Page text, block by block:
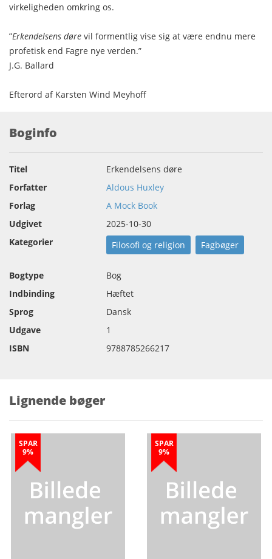
virkeligheden omkring os.
”Erkendelsens døre vil formentlig vise sig at være endnu mere
profetisk end Fagre nye verden.”
J.G. Ballard
Efterord af Karsten Wind Meyhoff
Boginfo
Titel
Erkendelsens døre
Forfatter
Aldous Huxley
Forlag
A Mock Book
Udgivet
2025-10-30
Kategorier
Filosofi og religion Fagbøger
Bogtype
Bog
Indbinding
Hæftet
Sprog
Dansk
Udgave
1
ISBN
9788785266217
Lignende bøger
SPAR
9%
SPAR
9%